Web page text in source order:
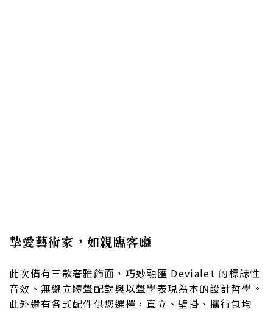
摯愛藝術家，如親臨客廳
此次備有三款奢雅飾面，巧妙融匯 Devial​​et 的標誌性
音效、無縫立體聲配對與以聲學表現為本的設計哲學。
此外還有各式配件供您選擇，直立、壁掛、攜行包均